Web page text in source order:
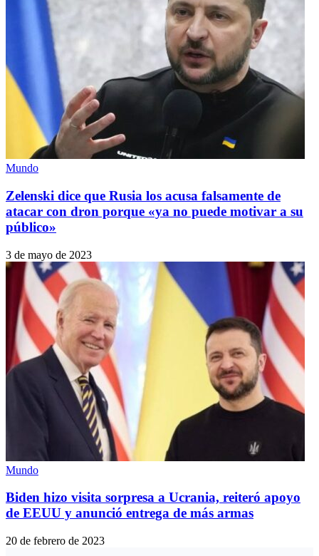
Mundo
Zelenski dice que Rusia los acusa falsamente de
atacar con dron porque «ya no puede motivar a su
público»
3 de mayo de 2023
Mundo
Biden hizo visita sorpresa a Ucrania, reiteró apoyo
de EEUU y anunció entrega de más armas
20 de febrero de 2023